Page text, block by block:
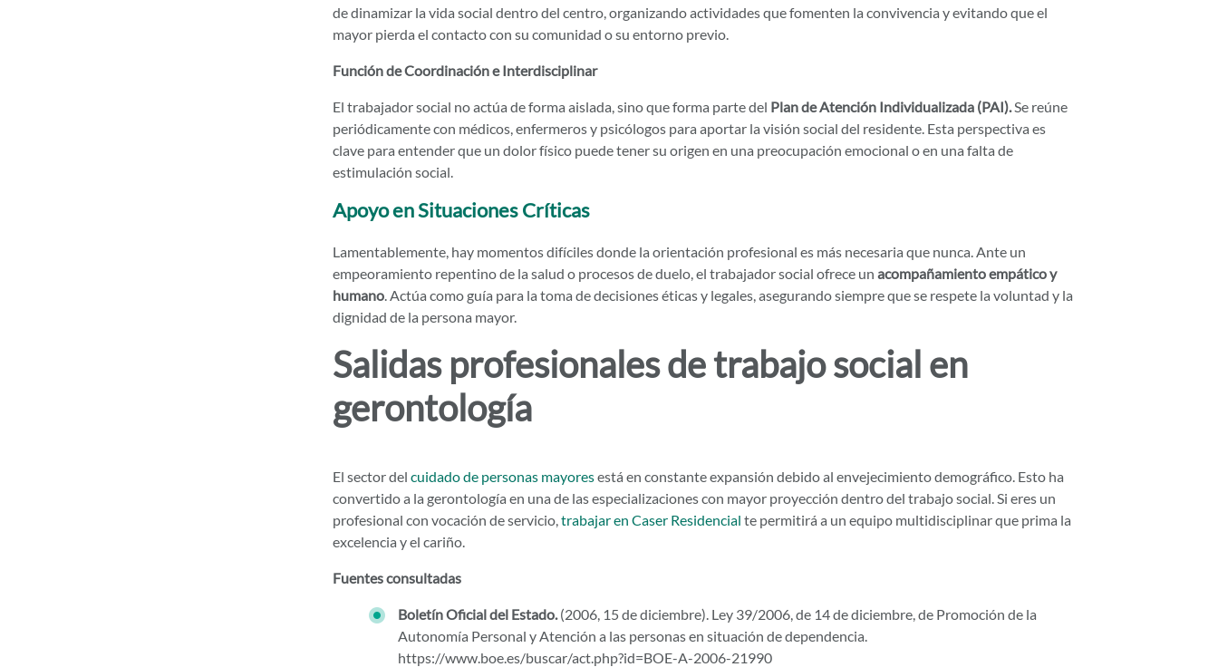
de dinamizar la vida social dentro del centro, organizando actividades que fomenten la convivencia y evitando que el
mayor pierda el contacto con su comunidad o su entorno previo.
Función de Coordinación e Interdisciplinar
El trabajador social no actúa de forma aislada, sino que forma parte del Plan de Atención Individualizada (PAI).Se reúne
periódicamente con médicos, enfermeros y psicólogos para aportar la visión social del residente. Esta perspectiva es
clave para entender que un dolor físico puede tener su origen en una preocupación emocional o en una falta de
estimulación social.
Apoyo en Situaciones Críticas
Lamentablemente, hay momentos difíciles donde la orientación profesional es más necesaria que nunca. Ante un
empeoramiento repentino de la salud o procesos de duelo, el trabajador social ofrece un acompañamiento empático y
humano. Actúa como guía para la toma de decisiones éticas y legales, asegurando siempre que se respete la voluntad y la
dignidad de la persona mayor.
Salidas profesionales de trabajo social en
gerontología
El sector del cuidado de personas mayoresestá en constante expansión debido al envejecimiento demográfico. Esto ha
convertido a la gerontología en una de las especializaciones con mayor proyección dentro del trabajo social. Si eres un
profesional con vocación de servicio,trabajar en Caser Residencial te permitirá a un equipo multidisciplinar que prima la
excelencia y el cariño.
Fuentes consultadas
Boletín Oficial del Estado.(2006, 15 de diciembre). Ley 39/2006, de 14 de diciembre, de Promoción de la
Autonomía Personal y Atención a las personas en situación de dependencia.
https://www.boe.es/buscar/act.php?id=BOE-A-2006-21990